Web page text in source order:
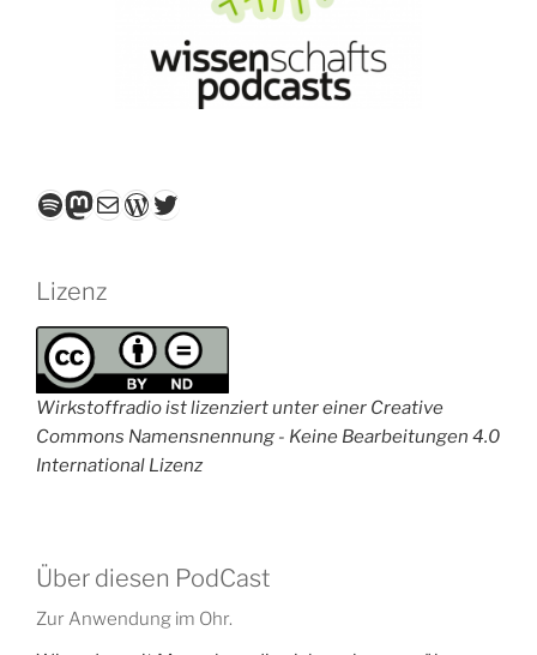
Spotify
Mastodon
E-MailWordPress
Twitter
Lizenz
Wirkstoffradio ist lizenziert unter einer Creative
Commons Namensnennung - Keine Bearbeitungen 4.0
International Lizenz
Über diesen PodCast
Zur Anwendung im Ohr.